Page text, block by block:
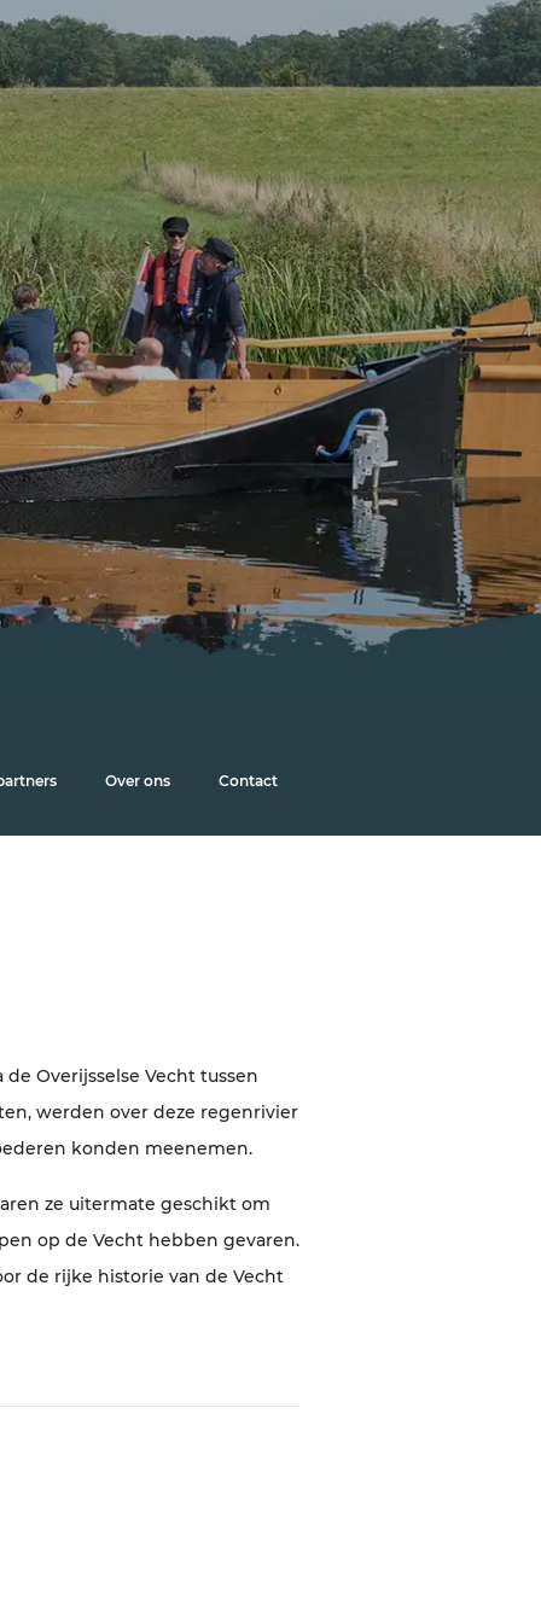
Over ons Contact
Overijsselse Vecht tussen
werden over deze regenrivier
konden meenemen.
ze uitermate geschikt om
op de Vecht hebben gevaren.
de rijke historie van de Vecht